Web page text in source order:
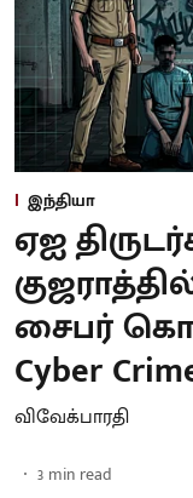
இந்தியா
ஏஐ
சைபர்
Cyber
விவேக்பாரதி
3 min read